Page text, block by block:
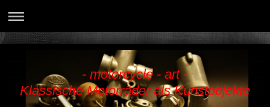
- motorcycle - art -
Klassische Motorräder als Kunstobjekte